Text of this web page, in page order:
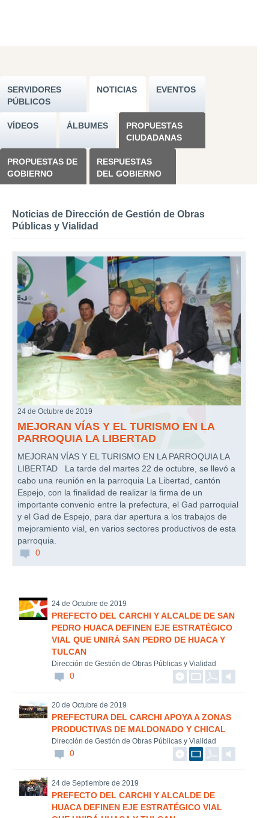
SERVIDORES
PÚBLICOS
NOTICIAS EVENTOS
VÍDEOS ÁLBUMES
PROPUESTAS
CIUDADANAS
PROPUESTAS DE
GOBIERNO
RESPUESTAS
DEL GOBIERNO
Noticias de Dirección de Gestión de Obras
Públicas y Vialidad
24 de Octubre de 2019
MEJORAN VÍAS Y EL TURISMO EN LA
PARROQUIA LA LIBERTAD
MEJORAN VÍAS Y EL TURISMO EN LA PARROQUIA LA
LIBERTAD La tarde del martes 22 de octubre, se llevó a
cabo una reunión en la parroquia La Libertad, cantón
Espejo, con la finalidad de realizar la firma de un
importante convenio entre la prefectura, el Gad parroquial
y el Gad de Espejo, para dar apertura a los trabajos de
mejoramiento vial, en varios sectores productivos de esta
parroquia.
0
24 de Octubre de 2019
PREFECTO DEL CARCHI Y ALCALDE DE SAN
PEDRO HUACA DEFINEN EJE ESTRATÉGICO
VIAL QUE UNIRÁ SAN PEDRO DE HUACA Y
TULCAN
Dirección de Gestión de Obras Públicas y Vialidad
0
20 de Octubre de 2019
PREFECTURA DEL CARCHI APOYA A ZONAS
PRODUCTIVAS DE MALDONADO Y CHICAL
Dirección de Gestión de Obras Públicas y Vialidad
0
24 de Septiembre de 2019
PREFECTO DEL CARCHI Y ALCALDE DE
HUACA DEFINEN EJE ESTRATÉGICO VIAL